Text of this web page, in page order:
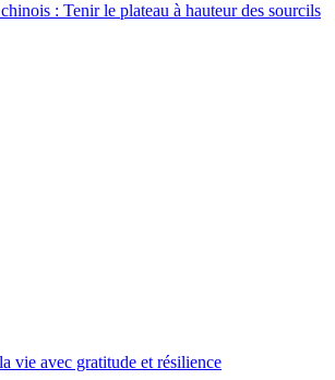
: Tenir le plateau à hauteur des sourcils
vie avec gratitude et résilience